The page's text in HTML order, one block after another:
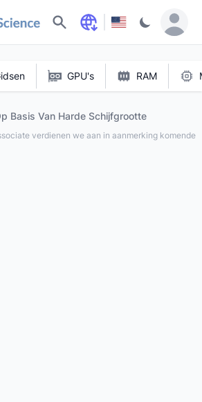
Zoeken
GPU's RAM
Basis Van Harde Schijfgrootte
verdienen we aan in aanmerking komende